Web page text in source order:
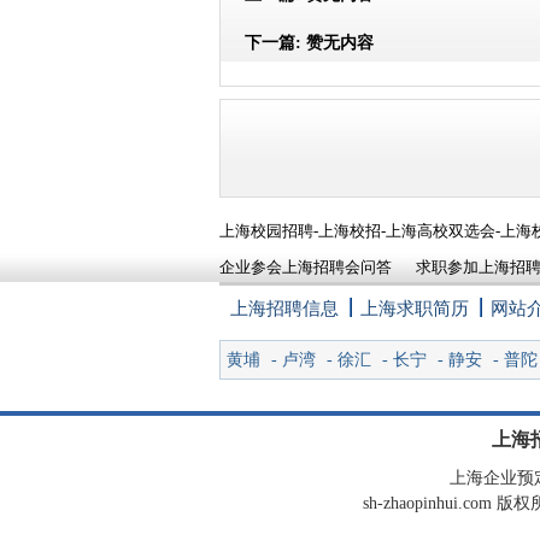
下一篇: 赞无内容
上海校园招聘-上海校招-上海高校双选会-上
企业参会上海招聘会问答 求职参加上海招
上海招聘信息 上海求职简历 网站
黄埔 - 卢湾 - 徐汇 - 长宁 - 静安 - 普陀
上
上海企业预
sh-zhaopinhui.com 版